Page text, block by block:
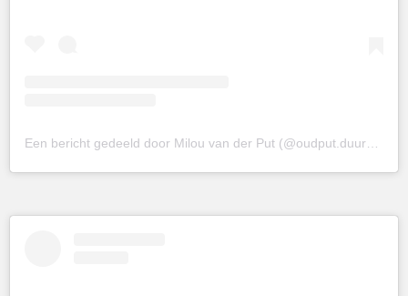
Een bericht gedeeld door Milou van der Put (@oudput.duurzamewebshop)